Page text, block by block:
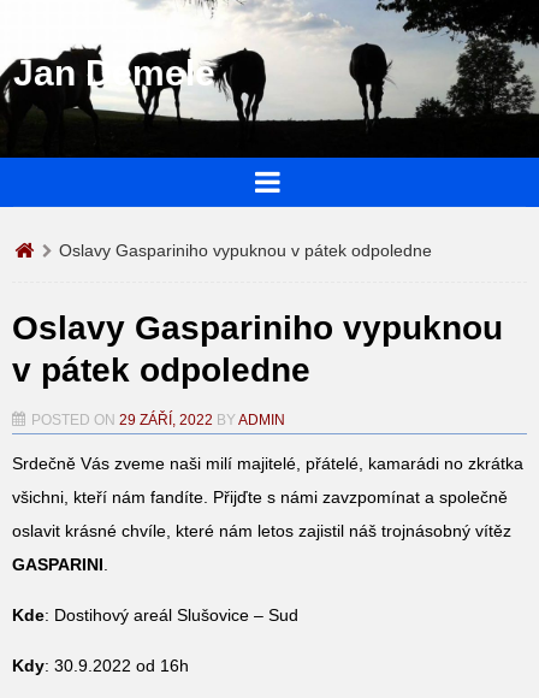
Jan Demele
Oslavy Gaspariniho vypuknou v pátek odpoledne
Oslavy Gaspariniho vypuknou
v pátek odpoledne
POSTED ON 29 ZÁŘÍ, 2022 BYADMIN
Srdečně Vás zveme naši milí majitelé, přátelé, kamarádi no zkrátka
všichni, kteří nám fandíte. Přijďte s námi zavzpomínat a společně
oslavit krásné chvíle, které nám letos zajistil náš trojnásobný vítěz
GASPARINI
Kde: Dostihový areál Slušovice – Sud
Kdy: 30.9.2022 od 16h